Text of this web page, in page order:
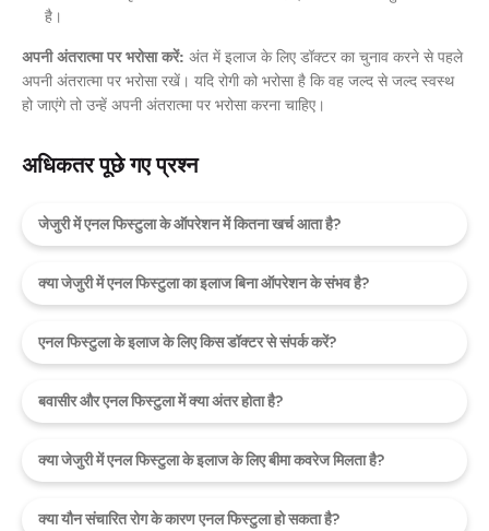
है।
अपनी अंतरात्मा पर भरोसा करें: अंत में इलाज के लिए डॉक्टर का चुनाव करने से पहले
अपनी अंतरात्मा पर भरोसा रखें। यदि रोगी को भरोसा है कि वह जल्द से जल्द स्वस्थ
हो जाएंगे तो उन्हें अपनी अंतरात्मा पर भरोसा करना चाहिए।
अधिकतर पूछे गए प्रश्न
जेजुरी में एनल फिस्टुला के ऑपरेशन में कितना खर्च आता है?
क्या जेजुरी में एनल फिस्टुला का इलाज बिना ऑपरेशन के संभव है?
एनल फिस्टुला के इलाज के लिए किस डॉक्टर से संपर्क करें?
बवासीर और एनल फिस्टुला में क्या अंतर होता है?
क्या जेजुरी में एनल फिस्टुला के इलाज के लिए बीमा कवरेज मिलता है?
क्या यौन संचारित रोग के कारण एनल फिस्टुला हो सकता है?